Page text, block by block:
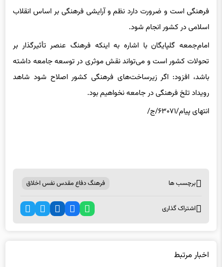
فرهنگی است و ضرورت دارد نظم و آرایشی فرهنگی بر اساس انقلاب
اسلامی در کشور انجام شود.
امام‌جمعه گلپایگان با اشاره به اینکه فرهنگ عنصر تأثیرگذار بر
تحولات کشور است و می‌تواند نقش موثری در توسعه جامعه داشته
باشد، افزود: اگر زیرساخت‌های فرهنگی کشور اصلاح شود شاهد
رویداد تلخ فرهنگی در جامعه نخواهیم بود.
انتهای پیام/۶۳۰۷۱/ج/
برچسب ها فرهنگ دفاع مقدس نفس اخلاق
اشتراک گذاری
اخبار مرتبط